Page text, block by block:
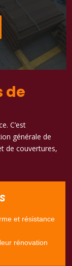
de
C’est
générale de
de couvertures,
et résistance
rénovation